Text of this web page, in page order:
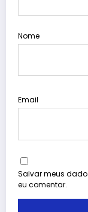
Nome
Email
Salvar meus
eu comentar.